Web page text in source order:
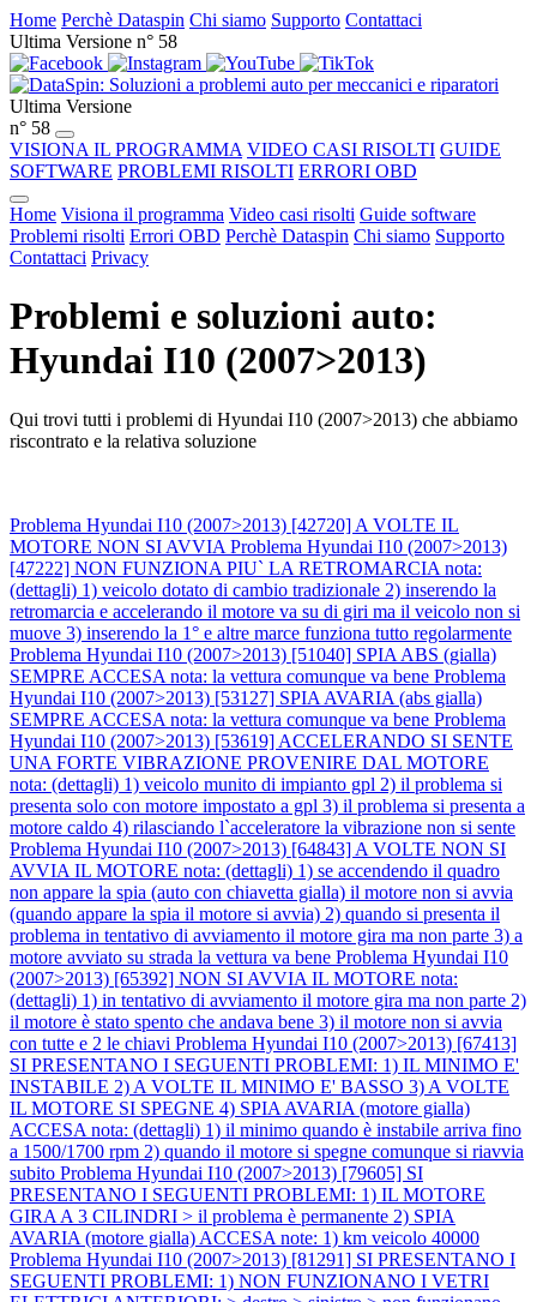
Home Perchè Dataspin Chi siamo Supporto Contattaci
Ultima Versione n° 58
Ultima Versione
n° 58
VISIONA IL PROGRAMMA VIDEO CASI RISOLTI GUIDE
SOFTWARE PROBLEMI RISOLTI ERRORI OBD
Home Visiona il programma Video casi risolti Guide software
Problemi risolti Errori OBD Perchè Dataspin Chi siamo Supporto
Contattaci Privacy
Problemi e soluzioni auto:
Hyundai I10 (2007>2013)
Qui trovi tutti i problemi di Hyundai I10 (2007>2013) che abbiamo
riscontrato e la relativa soluzione
Problema Hyundai I10 (2007>2013) [42720] A VOLTE IL
MOTORE NON SI AVVIA Problema Hyundai I10 (2007>2013)
[47222] NON FUNZIONA PIU` LA RETROMARCIA nota:
(dettagli) 1) veicolo dotato di cambio tradizionale 2) inserendo la
retromarcia e accelerando il motore va su di giri ma il veicolo non si
muove 3) inserendo la 1° e altre marce funziona tutto regolarmente
Problema Hyundai I10 (2007>2013) [51040] SPIA ABS (gialla)
SEMPRE ACCESA nota: la vettura comunque va bene Problema
Hyundai I10 (2007>2013) [53127] SPIA AVARIA (abs gialla)
SEMPRE ACCESA nota: la vettura comunque va bene Problema
Hyundai I10 (2007>2013) [53619] ACCELERANDO SI SENTE
UNA FORTE VIBRAZIONE PROVENIRE DAL MOTORE
nota: (dettagli) 1) veicolo munito di impianto gpl 2) il problema si
presenta solo con motore impostato a gpl 3) il problema si presenta a
motore caldo 4) rilasciando l`acceleratore la vibrazione non si sente
Problema Hyundai I10 (2007>2013) [64843] A VOLTE NON SI
AVVIA IL MOTORE nota: (dettagli) 1) se accendendo il quadro
non appare la spia (auto con chiavetta gialla) il motore non si avvia
(quando appare la spia il motore si avvia) 2) quando si presenta il
problema in tentativo di avviamento il motore gira ma non parte 3) a
motore avviato su strada la vettura va bene Problema Hyundai I10
(2007>2013) [65392] NON SI AVVIA IL MOTORE nota:
(dettagli) 1) in tentativo di avviamento il motore gira ma non parte 2)
il motore è stato spento che andava bene 3) il motore non si avvia
con tutte e 2 le chiavi Problema Hyundai I10 (2007>2013) [67413]
SI PRESENTANO I SEGUENTI PROBLEMI: 1) IL MINIMO E'
INSTABILE 2) A VOLTE IL MINIMO E' BASSO 3) A VOLTE
IL MOTORE SI SPEGNE 4) SPIA AVARIA (motore gialla)
ACCESA nota: (dettagli) 1) il minimo quando è instabile arriva fino
a 1500/1700 rpm 2) quando il motore si spegne comunque si riavvia
subito Problema Hyundai I10 (2007>2013) [79605] SI
PRESENTANO I SEGUENTI PROBLEMI: 1) IL MOTORE
GIRA A 3 CILINDRI > il problema è permanente 2) SPIA
AVARIA (motore gialla) ACCESA note: 1) km veicolo 40000
Problema Hyundai I10 (2007>2013) [81291] SI PRESENTANO I
SEGUENTI PROBLEMI: 1) NON FUNZIONANO I VETRI